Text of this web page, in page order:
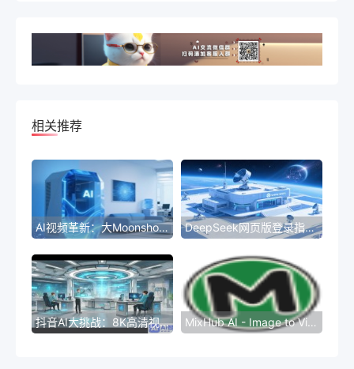
相关推荐
AI视频革新：大Moonshot-V1-8K超高清体验 DeepSeek网页版登录指南：轻松访问
抖音AI大挑战：8K高清视觉盛宴 MixHub AI - Image to Video Generator